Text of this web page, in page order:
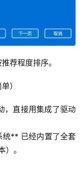
荐程度排序。
）
，直接用集成了驱动
** 已经内置了全套
。